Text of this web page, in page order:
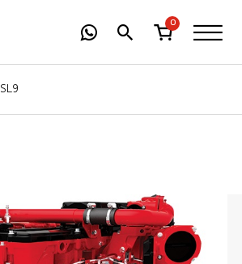
0
ISL9